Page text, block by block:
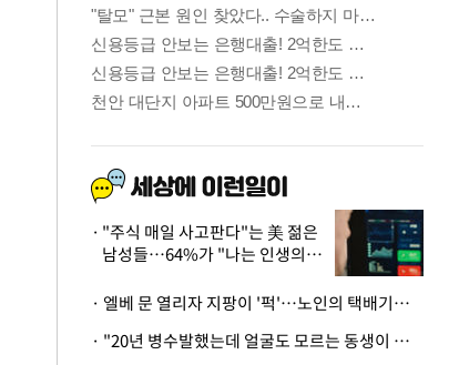
"주식 매일 사고판다"는 美 젊은
남성들…64%가 "나는 인생의
· 엘베 문 열리자 지팡이 '퍽'…노인의 택배기사 폭행 이유
· "20년 병수발했는데 얼굴도 모르는 동생이 유산 절반을"…배다른 형제 상속권 있을까